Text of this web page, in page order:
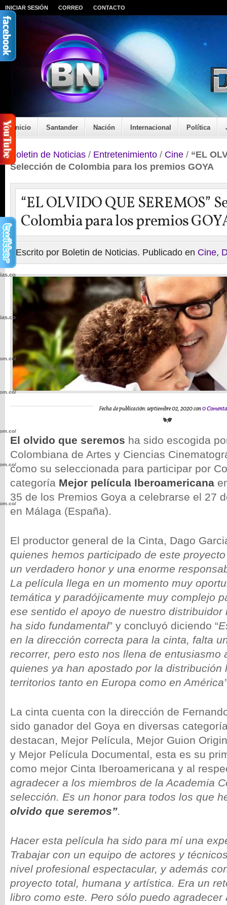
INICIAR SESIÓN CORREO CONTACTO
Inicio Santander Nación Internacional Política
Boletin de Noticias / Entretenimiento / Cine / “EL
Selección de Colombia para los premios GOYA
“EL OLVIDO QUE SEREMOS”
Colombia para los premios
Escrito por Boletin de Noticias. Publicado en Cine,
Fecha de publicación: septiembre 02, 2020 con0
El olvido que seremos ha sido escogida
Colombiana de Artes y Ciencias
como su seleccionada para participar por
categoría Mejor película Iberoamericana
35 de los Premios Goya a celebrarse el 27
en Málaga (España).
El productor general de la Cinta, Dago
quienes hemos participado de este
un verdadero honor y una enorme
La película llega en un momento muy
temática y paradójicamente muy complejo
ese sentido el apoyo de nuestro distribuidor
ha sido fundamental” y concluyó diciendo “
en la dirección correcta para la cinta, falta
recorrer, pero esto nos llena de entusiasmo
quienes ya han apostado por la distribución
territorios tanto en Europa como en América”
La cinta cuenta con la dirección de
sido ganador del Goya en diversas
destacan, Mejor Película, Mejor Guion
y Mejor Película Documental, esta es su
como mejor Cinta Iberoamericana y al
agradecer a los miembros de la Academia
selección. Es un honor para todos los que
olvido que seremos”.
Hacer esta película ha sido para mí una
Trabajar con un equipo de actores y
nivel profesional espectacular, y además
proyecto total, humana y artística. Era un
libro como este. Pero sólo puedo agradecer
wp-
wp-
wp-
wp-
wp-
wp-
wp-
wp-
wp-